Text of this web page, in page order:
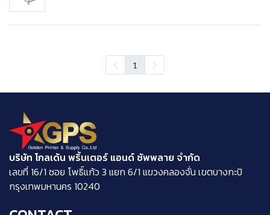
1
บริษัท โกลเด้น พริ้นเตอร์ แอนด์ ซัพพลาย จำกัด
​เลขที่ 16/1 ซอย โพธิ์แก้ว 3 แยก 6/1 แขวงคลองจั่น เขตบางกะปิ
กรุงเทพมหานคร 10240